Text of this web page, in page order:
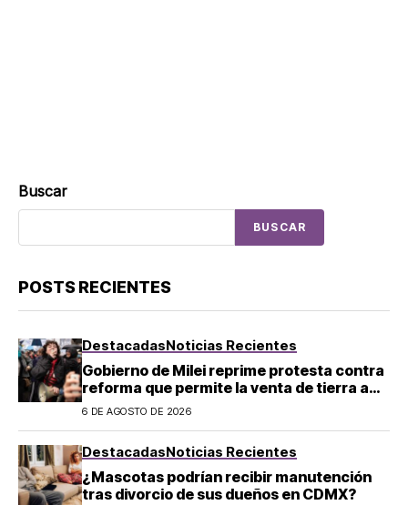
Buscar
BUSCAR
POSTS RECIENTES
DestacadasNoticias Recientes
Gobierno de Milei reprime protesta contra
reforma que permite la venta de tierra a
extranjeros en Argentina
6 DE AGOSTO DE 2026
DestacadasNoticias Recientes
¿Mascotas podrían recibir manutención
tras divorcio de sus dueños en CDMX?